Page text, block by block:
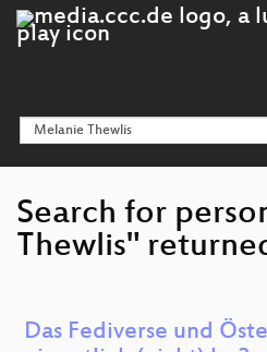
Search for
Thewlis"
Das Fediverse und